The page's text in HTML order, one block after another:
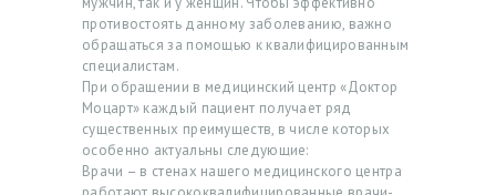
противостоять данному заболеванию, важно
обращаться за помощью к квалифицированным
специалистам.
При обращении в медицинский центр «Доктор
Моцарт» каждый пациент получает ряд
существенных преимуществ, в числе которых
особенно актуальны следующие:
Врачи – в стенах нашего медицинского центра